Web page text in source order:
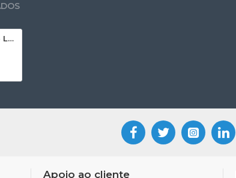
Mochila Yonex 82212SEX - Lançamento
Apoio ao cliente